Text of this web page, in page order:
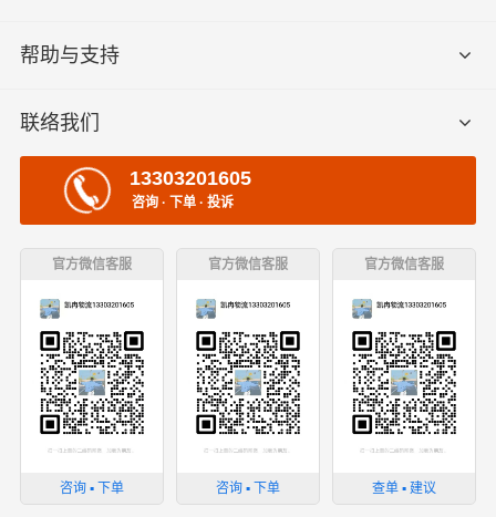
帮助与支持
联络我们
13303201605
咨询 · 下单 · 投诉
官方微信客服
咨询 ▪ 下单
官方微信客服
咨询 ▪ 下单
官方微信客服
查单 ▪ 建议